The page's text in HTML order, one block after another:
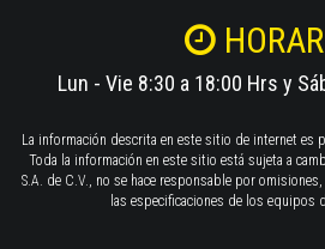
Lun - Vie 8:30 a 18:00 Hrs y
La información descrita en este sitio de internet es
Toda la información en este sitio está sujeta a
S.A. de C.V., no se hace responsable por
las especificaciones de los equipos